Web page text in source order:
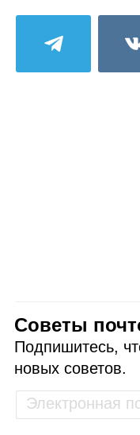
Советы
Подпишитесь,
новых советов.